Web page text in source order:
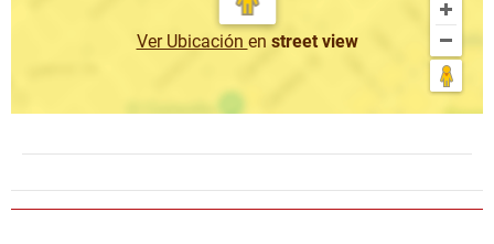
Ver Ubicación en street view